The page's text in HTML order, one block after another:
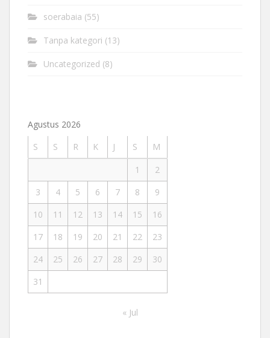
soerabaia (55)
Tanpa kategori (13)
Uncategorized (8)
Agustus 2026
S
S R K J S
M
1
2
3
4 5 6 7 8
9
10
11 12 13 14 15
16
17
18 19 20 21 22
23
24
25 26 27 28 29
30
31
« Jul